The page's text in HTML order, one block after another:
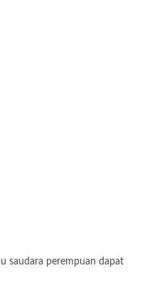
saudara perempuan dapat